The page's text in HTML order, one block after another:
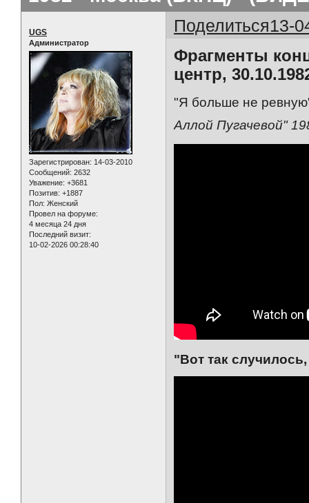
Поделиться13-
UGS
Администратор
Зарегистрирован: 14-03-2010
Сообщений: 2632
Уважение: +3681
Позитив: +1887
Пол: Женский
Провел на форуме:
4 месяца 24 дня
Последний визит:
10-02-2026 00:28:40
Фрагменты
центр,
"Я больше не
Аллой Пугачевой"
"Вот так